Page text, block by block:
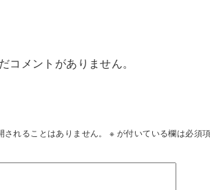
コメントがありません。
れることはありません。 ※ が付いている欄は必須